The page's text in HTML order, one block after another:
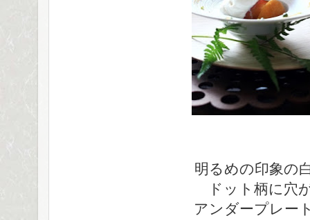
明るめの印象の
ドット柄に穴
アンダープレー